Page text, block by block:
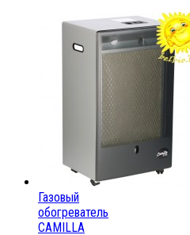
Газовый
обогреватель
CAMILLA